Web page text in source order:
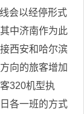
会以经停形式
中济南作为此
西安和哈尔滨
向的旅客增加
320机型执
各一班的方式